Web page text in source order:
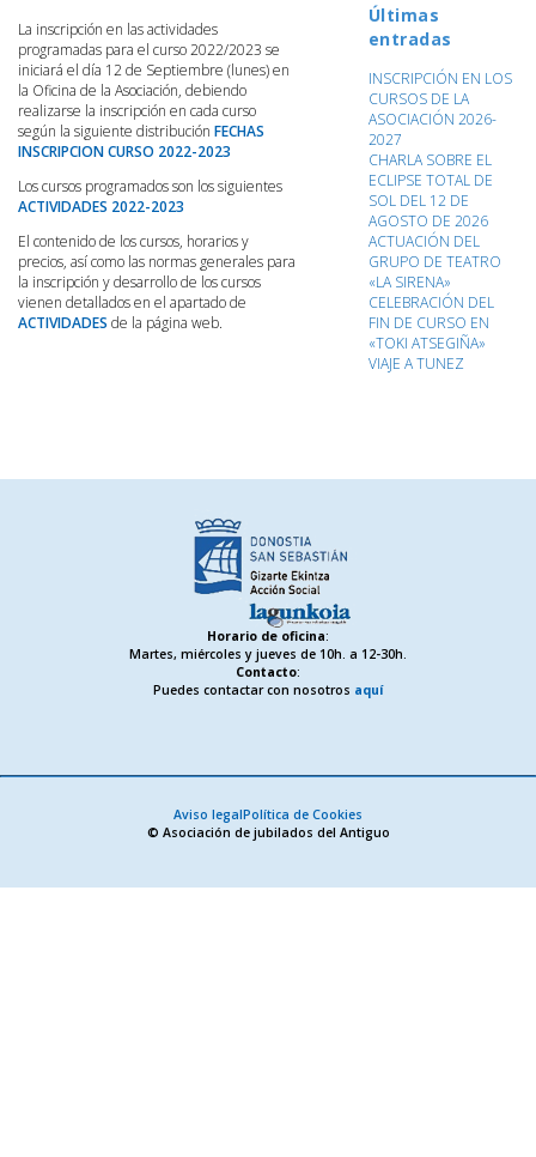
La inscripción en las actividades
programadas para el curso 2022/2023 se
iniciará el día 12 de Septiembre (lunes) en
la Oficina de la Asociación, debiendo
realizarse la inscripción en cada curso
según la siguiente distribución FECHAS
INSCRIPCION CURSO 2022-2023
Los cursos programados son los siguientes
ACTIVIDADES 2022-2023
El contenido de los cursos, horarios y
precios, así como las normas generales para
la inscripción y desarrollo de los cursos
vienen detallados en el apartado de
ACTIVIDADES de la página web.
Últimas
entradas
INSCRIPCIÓN EN LOS
CURSOS DE LA
ASOCIACIÓN 2026-
2027
CHARLA SOBRE EL
ECLIPSE TOTAL DE
SOL DEL 12 DE
AGOSTO DE 2026
ACTUACIÓN DEL
GRUPO DE TEATRO
«LA SIRENA»
CELEBRACIÓN DEL
FIN DE CURSO EN
«TOKI ATSEGIÑA»
VIAJE A TUNEZ
Horario de oficina:
Martes, miércoles y jueves de 10h. a 12-30h.
Contacto:
Puedes contactar con nosotros aquí
© Asociación de jubilados del Antiguo
Aviso legalPolítica de Cookies